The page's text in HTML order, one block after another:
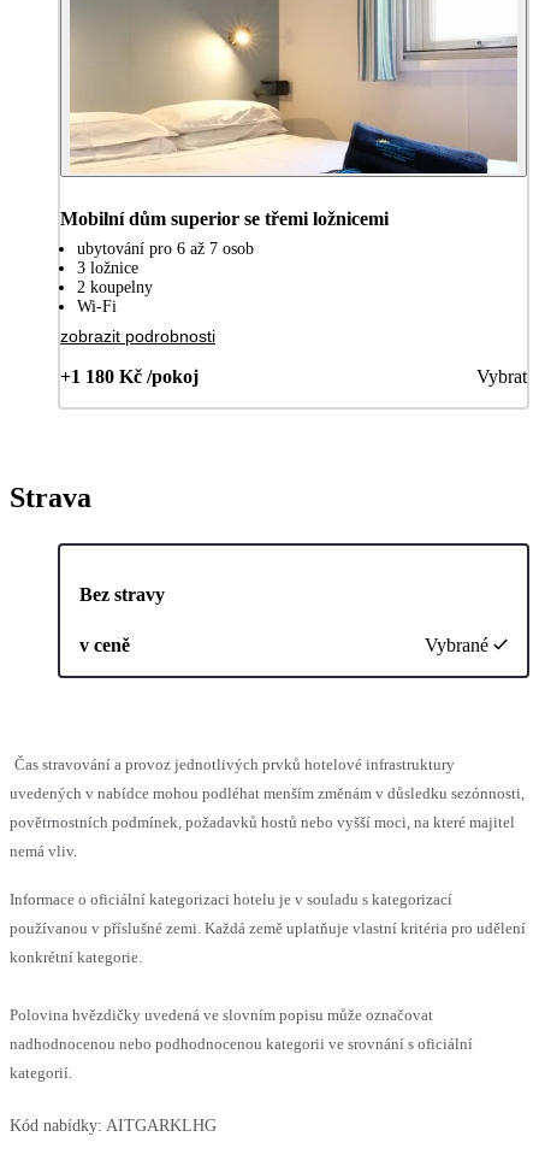
Mobilní dům superior se třemi ložnicemi
ubytování pro 6 až 7 osob
3 ložnice
2 koupelny
Wi-Fi
zobrazit podrobnosti
+1 180 Kč /pokoj Vybrat
Strava
Bez stravy
v ceně Vybrané
Čas stravování a provoz jednotlivých prvků hotelové infrastruktury
uvedených v nabídce mohou podléhat menším změnám v důsledku sezónnosti,
povětrnostních podmínek, požadavků hostů nebo vyšší moci, na které majitel
nemá vliv.
Informace o oficiální kategorizaci hotelu je v souladu s kategorizací
používanou v příslušné zemi. Každá země uplatňuje vlastní kritéria pro udělení
konkrétní kategorie.
Polovina hvězdičky uvedená ve slovním popisu může označovat
nadhodnocenou nebo podhodnocenou kategorii ve srovnání s oficiální
kategorií.
Kód nabídky: AITGARKLHG